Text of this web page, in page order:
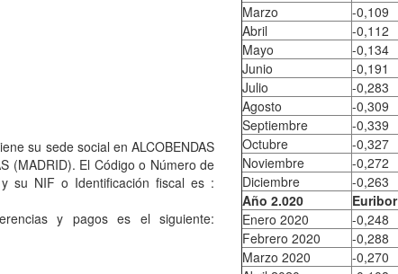
su sede social en ALCOBENDAS
(MADRID). El Código o Número de
su NIF o Identificación fiscal es :
y pagos es el siguiente:
Marzo
-0,109
Abril
-0,112
Mayo
-0,134
Junio
-0,191
Julio
-0,283
Agosto
-0,309
Septiembre
-0,339
Octubre
-0,327
Noviembre
-0,272
Diciembre
-0,263
Año 2.020
Euribor
Enero 2020
-0,248
Febrero 2020
-0,288
Marzo 2020
-0,270